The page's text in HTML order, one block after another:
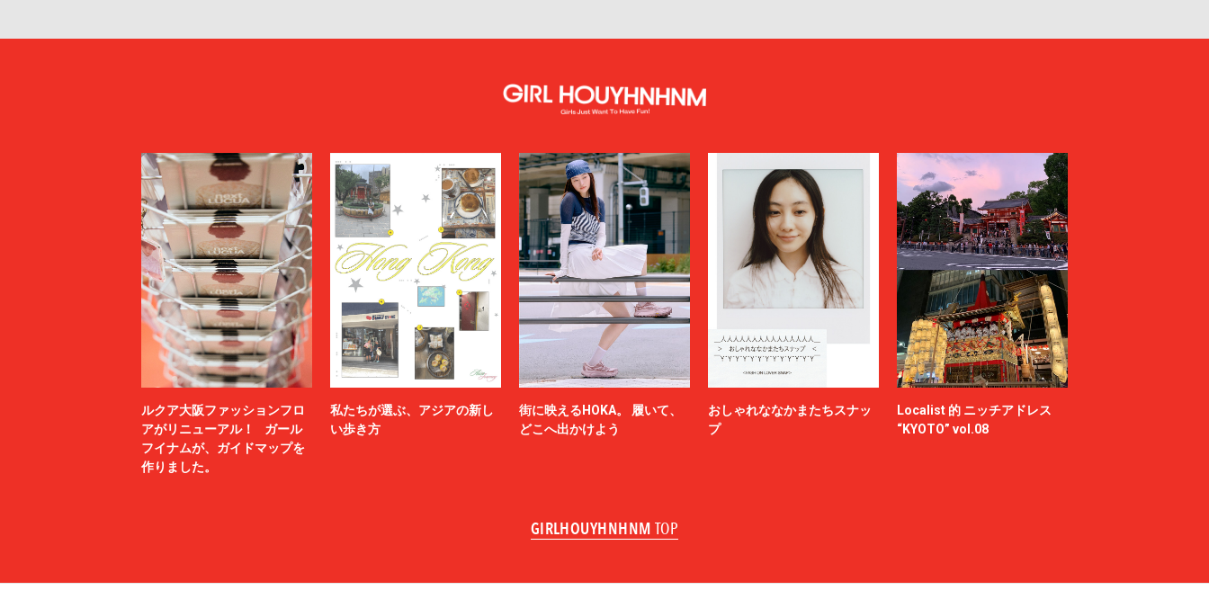
ルクア大阪ファッションフロ
アがリニューアル！ ガール
フイナムが、ガイドマップを
作りました。
私たちが選ぶ、アジアの新し
い歩き方
街に映えるHOKA。 履いて、
どこへ出かけよう
おしゃれななかまたちスナッ
プ
Localist 的 ニッチアドレス
“KYOTO” vol.08
GIRLHOUYHNHNM TOP